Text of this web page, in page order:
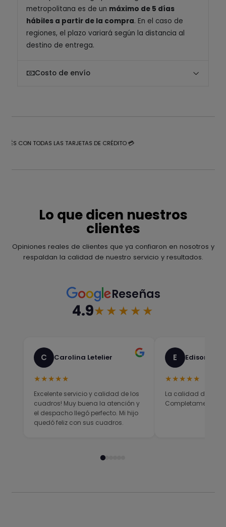
metropolitana es de un máximo de 5 días
hábiles a partir de la compra. En el caso de
regiones, el plazo variará según la distancia al
destino de entrega.
Costo de envío
CON TODAS LAS TARJETAS DE CRÉDITO 💳
Lo que dicen nuestros
clientes
Opiniones reales de clientes que ya confiaron en nosotros y
respaldan la calidad de nuestro servicio y resultados.
Reseñas
4.9★★★★★
C Carolina Letelier
★★★★★
Excelente servicio y calidad de los
cuadros! Muy buena la atención y
el despacho llegó perfecto. Mi hijo
quedó feliz con sus cuadros.
E Edison
★★★★★
La calidad del
Completamente